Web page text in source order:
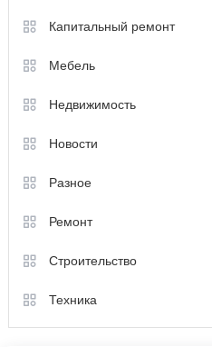
Капитальный ремонт
Мебель
Недвижимость
Новости
Разное
Ремонт
Строительство
Техника